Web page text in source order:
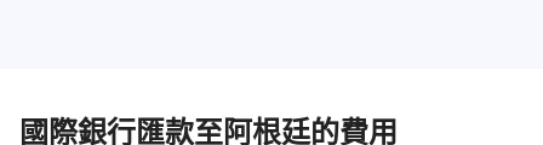
國際銀行匯款至阿根廷的費用